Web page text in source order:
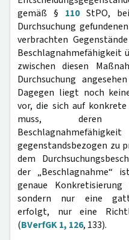
gemäß § 110StPO,
Durchsuchung
verbrachten
Beschlagnahmefähigkeit
zwischen diesen
Durchsuchung
Dagegen liegt noch
vor, die sich auf
muss, deren
gegenstandsbezogen zu
dem
der „Beschlagnahme“
genaue Konkretisierung
sondern nur eine
erfolgt, nur eine
(BVerfGK 1, 126, 133).